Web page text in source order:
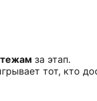
за этап.
тот, кто